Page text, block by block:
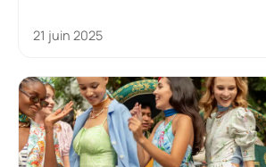
21 juin 2025